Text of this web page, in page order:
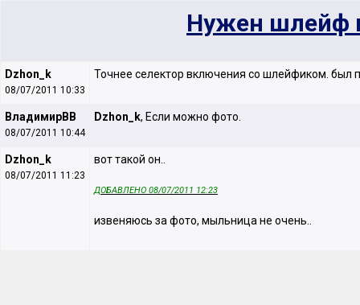
Нужен шлейф
Dzhon_k
08/07/2011 10:33
Точнее селектор включения со шлейфиком. был
ВладимирВВ
08/07/2011 10:44
Dzhon_k, Если можно фото.
Dzhon_k
08/07/2011 11:23
вот такой он..
ДОБАВЛЕНО 08/07/2011 12:23
извеняюсь за фото, мыльница не очень..